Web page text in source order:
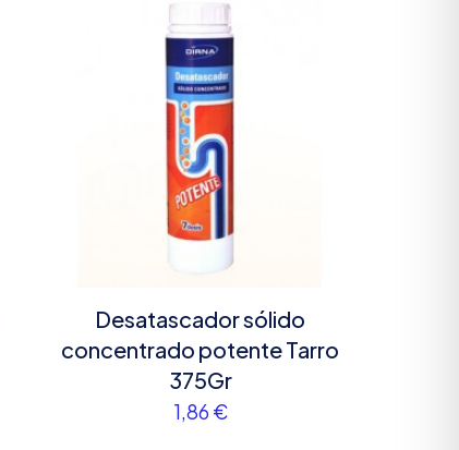
Desatascador sólido
concentrado potente Tarro
375Gr
1,86 €